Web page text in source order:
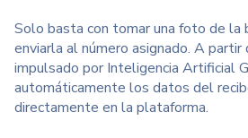
Solo basta con tomar una foto de la
enviarla al número asignado. A partir
impulsado por Inteligencia Artificial
automáticamente los datos del
directamente en la plataforma.